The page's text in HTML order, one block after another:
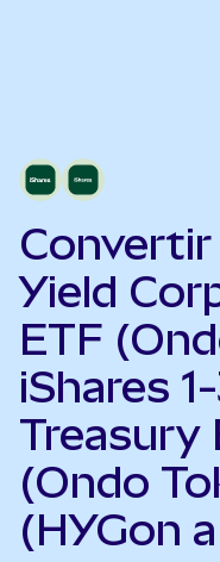
Yield
ETF
iShares
Treasury
(Ondo
(HYGon